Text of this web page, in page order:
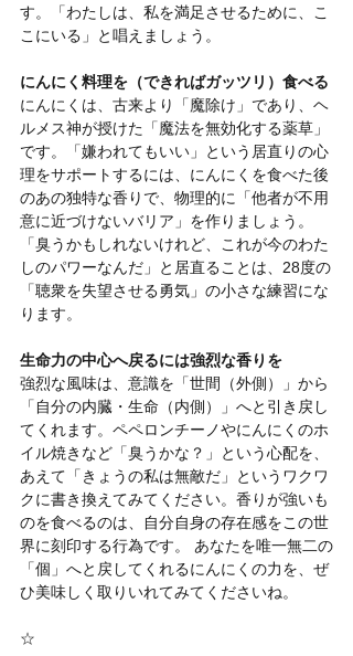
す。「わたしは、私を満足させるために、こ
こにいる」と唱えましょう。
にんにく料理を（できればガッツリ）食べる
にんにくは、古来より「魔除け」であり、ヘ
ルメス神が授けた「魔法を無効化する薬草」
です。「嫌われてもいい」という居直りの心
理をサポートするには、にんにくを食べた後
のあの独特な香りで、物理的に「他者が不用
意に近づけないバリア」を作りましょう。
「臭うかもしれないけれど、これが今のわた
しのパワーなんだ」と居直ることは、28度の
「聴衆を失望させる勇気」の小さな練習にな
ります。
生命力の中心へ戻るには強烈な香りを
強烈な風味は、意識を「世間（外側）」から
「自分の内臓・生命（内側）」へと引き戻し
てくれます。ペペロンチーノやにんにくのホ
イル焼きなど「臭うかな？」という心配を、
あえて「きょうの私は無敵だ」というワクワ
クに書き換えてみてください。香りが強いも
のを食べるのは、自分自身の存在感をこの世
界に刻印する行為です。 あなたを唯一無二の
「個」へと戻してくれるにんにくの力を、ぜ
ひ美味しく取りいれてみてくださいね。
☆